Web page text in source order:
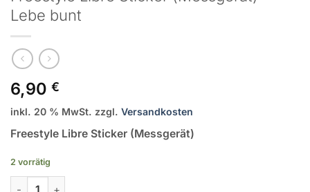
Lebe bunt
6,90 €
inkl. 20 % MwSt. zzgl. Versandkosten
Freestyle Libre Sticker (Messgerät)
2 vorrätig
Freestyle Libre Sticker (Messgerät) – Lebe bunt Menge